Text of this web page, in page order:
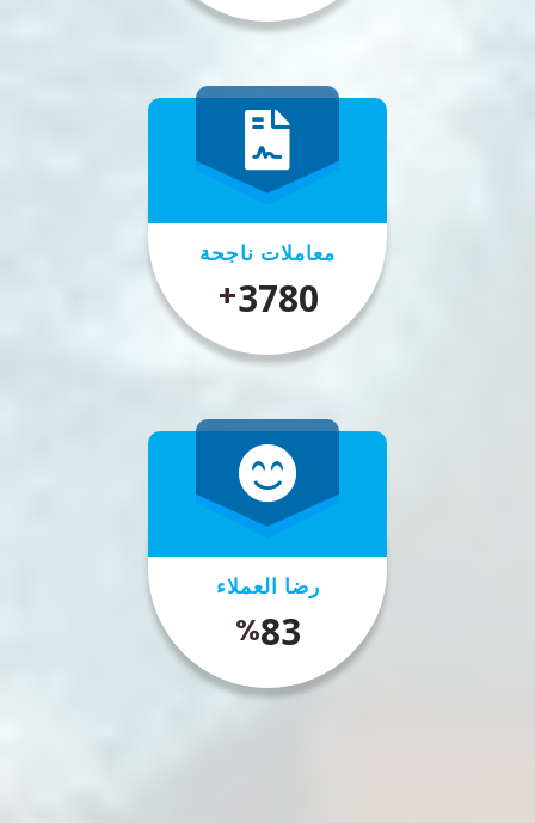
معاملات ناجحة
4500
+
رضا العملاء
99
%